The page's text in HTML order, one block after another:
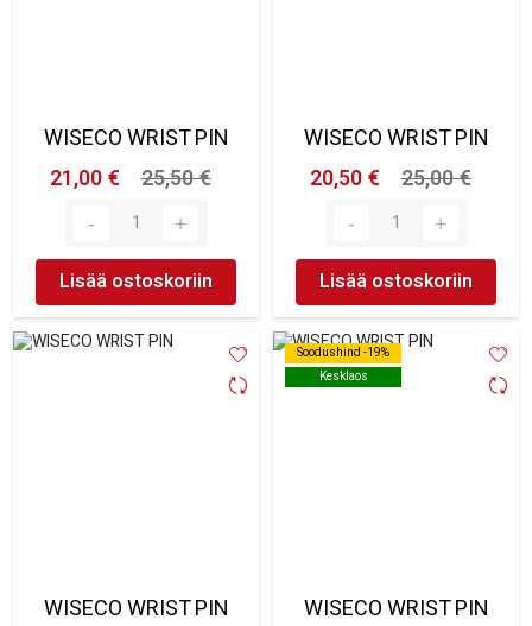
WISECO WRIST PIN
21,00 €
25,50 €
Lisää ostoskoriin
WISECO WRIST PIN
20,50 €
25,00 €
Lisää ostoskoriin
WISECO WRIST PIN
Soodushind -19%
Kesklaos
Soodushind -19%
Kesklaos
WISECO WRIST PIN